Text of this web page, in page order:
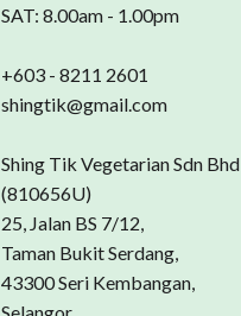
SAT: 8.00am - 1.00pm
+603 - 8211 2601
shingtik@gmail.com
Shing Tik Vegetarian Sdn Bhd
(810656U)
25, Jalan BS 7/12,
Taman Bukit Serdang,
43300 Seri Kembangan,